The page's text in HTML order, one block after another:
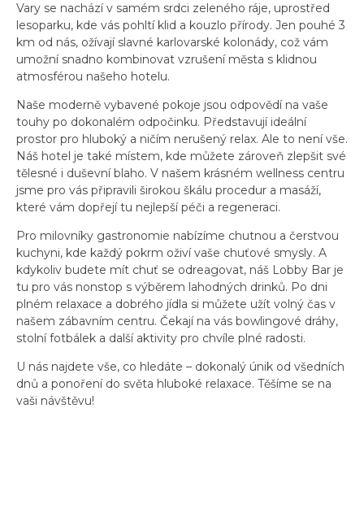
Vary se nachází v samém srdci zeleného ráje, uprostřed
lesoparku, kde vás pohltí klid a kouzlo přírody. Jen pouhé 3
km od nás, ožívají slavné karlovarské kolonády, což vám
umožní snadno kombinovat vzrušení města s klidnou
atmosférou našeho hotelu.
Naše moderně vybavené pokoje jsou odpovědí na vaše
touhy po dokonalém odpočinku. Představují ideální
prostor pro hluboký a ničím nerušený relax. Ale to není vše.
Náš hotel je také místem, kde můžete zároveň zlepšit své
tělesné i duševní blaho. V našem krásném wellness centru
jsme pro vás připravili širokou škálu procedur a masáží,
které vám dopřejí tu nejlepší péči a regeneraci.
Pro milovníky gastronomie nabízíme chutnou a čerstvou
kuchyni, kde každý pokrm oživí vaše chuťové smysly. A
kdykoliv budete mít chuť se odreagovat, náš Lobby Bar je
tu pro vás nonstop s výběrem lahodných drinků. Po dni
plném relaxace a dobrého jídla si můžete užít volný čas v
našem zábavním centru. Čekají na vás bowlingové dráhy,
stolní fotbálek a další aktivity pro chvíle plné radosti.
U nás najdete vše, co hledáte – dokonalý únik od všedních
dnů a ponoření do světa hluboké relaxace. Těšíme se na
vaši návštěvu!